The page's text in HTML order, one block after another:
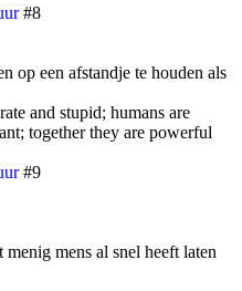
#8
op een afstandje te houden als
and stupid; humans are
together they are powerful
#9
mens al snel heeft laten